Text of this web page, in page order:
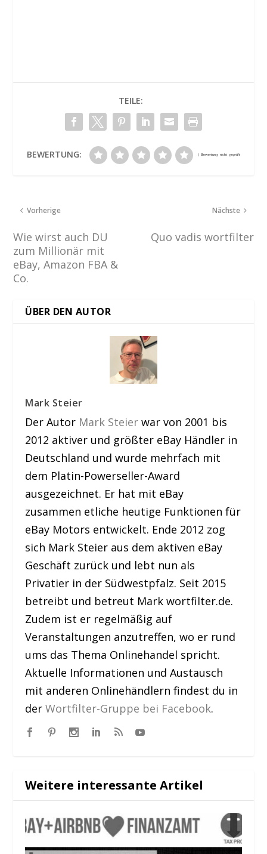
TEILE:
BEWERTUNG:
Vorherige
Wie wirst auch DU
zum Millionär mit
eBay, Amazon FBA &
Co.
Nächste
Quo vadis wortfilter
ÜBER DEN AUTOR
Mark Steier
Der Autor Mark Steier war von 2001 bis
2012 aktiver und größter eBay Händler in
Deutschland und wurde mehrfach mit
dem Platin-Powerseller-Award
ausgezeichnet. Er hat mit eBay
zusammen etliche heutige Funktionen für
eBay Motors entwickelt. Ende 2012 zog
sich Mark Steier aus dem aktiven eBay
Geschäft zurück und lebt nun als
Privatier in der Südwestpfalz. Seit 2015
betreibt und betreut Mark wortfilter.de.
Zudem ist er regelmäßig auf
Veranstaltungen anzutreffen, wo er rund
ums das Thema Onlinehandel spricht.
Aktuelle Informationen und Austausch
mit anderen Onlinehändlern findest du in
derWortfilter-Gruppe bei Facebook.
Weitere interessante Artikel